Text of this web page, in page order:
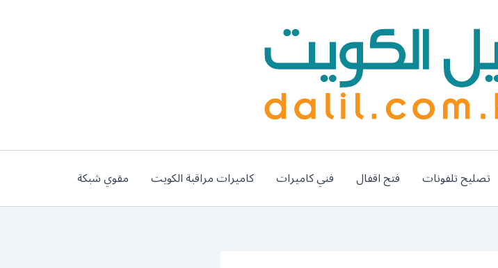
تصليح تلفونات فتح اقفال فني كاميرات كاميرات مراقبة الكويت مقوي شبكة